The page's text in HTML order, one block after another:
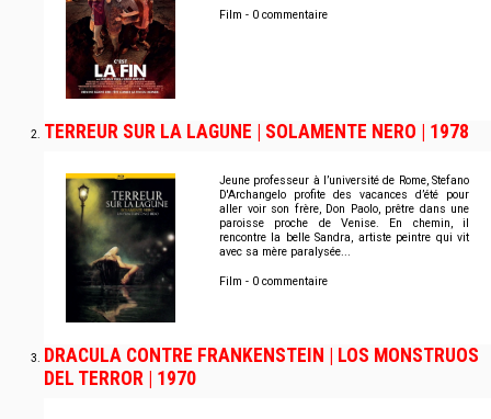
Film - 0 commentaire
TERREUR SUR LA LAGUNE | SOLAMENTE NERO | 1978
Jeune professeur à l’université de Rome, Stefano
D'Archangelo profite des vacances d’été pour
aller voir son frère, Don Paolo, prêtre dans une
paroisse proche de Venise. En chemin, il
rencontre la belle Sandra, artiste peintre qui vit
avec sa mère paralysée...
Film - 0 commentaire
DRACULA CONTRE FRANKENSTEIN | LOS MONSTRUOS
DEL TERROR | 1970